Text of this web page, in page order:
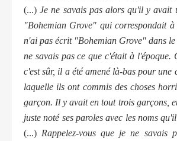
(...)Je ne savais pas alors qu'il y avait
"Bohemian Grove" qui correspondait
n'ai pas écrit "Bohemian Grove" dans
ne savais pas ce que c'était à l'époque.
c'est sûr, il a été amené là-bas pour une
laquelle ils ont commis des choses
garçon. Il y avait en tout trois garçons,
juste noté ses paroles avec les noms
(...) Rappelez-vous que je ne savais